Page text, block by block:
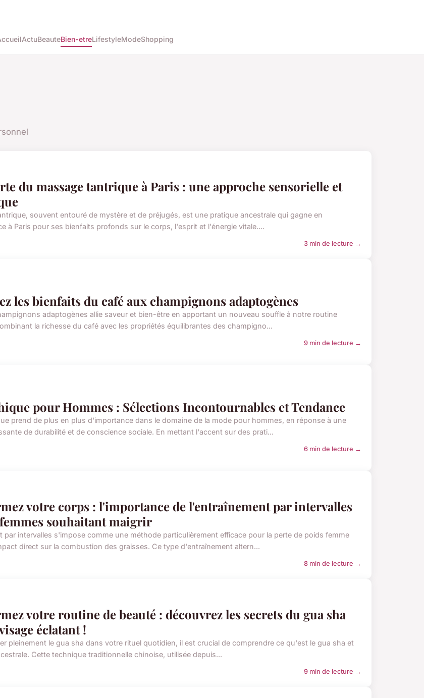
ActuBeauteBien-etreLifestyleModeShopping
du massage tantrique à Paris : une approche sensorielle et
souvent entouré de mystère et de préjugés, est une pratique ancestrale qui gagne en
à Paris pour ses bienfaits profonds sur le corps, l'esprit et l'énergie vitale....
3 min de lecture →
les bienfaits du café aux champignons adaptogènes
adaptogènes allie saveur et bien-être en apportant un nouveau souffle à notre routine
la richesse du café avec les propriétés équilibrantes des champigno...
9 min de lecture →
pour Hommes : Sélections Incontournables et Tendance
prend de plus en plus d'importance dans le domaine de la mode pour hommes, en réponse à une
de durabilité et de conscience sociale. En mettant l'accent sur des prati...
6 min de lecture →
votre corps : l'importance de l'entraînement par intervalles
souhaitant maigrir
par intervalles s'impose comme une méthode particulièrement efficace pour la perte de poids femme
direct sur la combustion des graisses. Ce type d'entraînement altern...
8 min de lecture →
votre routine de beauté : découvrez les secrets du gua sha
éclatant !
pleinement le gua sha dans votre rituel quotidien, il est crucial de comprendre ce qu'est le gua sha et
Cette technique traditionnelle chinoise, utilisée depuis...
9 min de lecture →